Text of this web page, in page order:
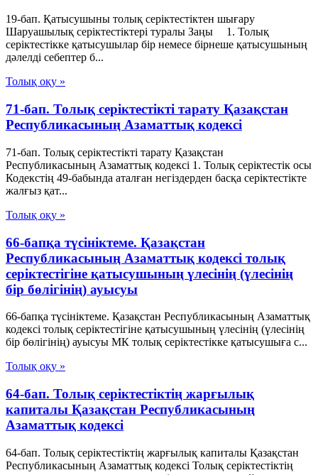
19-бап. Қатысушыны толық серiктестiктен шығару
Шаруашылық серіктестіктері туралы Заңы 1. Толық
серiктестiкке қатысушылар бiр немесе бiрнеше қатысушының
дәлелдi себептер б...
Толық оқу »
71-бап. Толық серiктестiктi тарату Қазақстан
Республикасының Азаматтық кодексi
71-бап. Толық серiктестiктi тарату Қазақстан
Республикасының Азаматтық кодексi 1. Толық серiктестiк осы
Кодекстiң 49-бабында аталған негiздерден басқа серiктестiкте
жалғыз қат...
Толық оқу »
66-бапқа түсініктеме. Қазақстан
Республикасының Азаматтық кодексі толық
серіктестігіне қатысушының үлесінің (үлесінің
бір бөлігінің) ауысуы
66-бапқа түсініктеме. Қазақстан Республикасының Азаматтық
кодексі толық серіктестігіне қатысушының үлесінің (үлесінің
бір бөлігінің) ауысуы МК толық серіктестікке қатысушыға с...
Толық оқу »
64-бап. Толық серiктестiктiң жарғылық
капиталы Қазақстан Республикасының
Азаматтық кодексi
64-бап. Толық серiктестiктiң жарғылық капиталы Қазақстан
Республикасының Азаматтық кодексi Толық серiктестiктiң